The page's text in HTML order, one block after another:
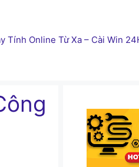
Tính Online Từ Xa – Cài Win